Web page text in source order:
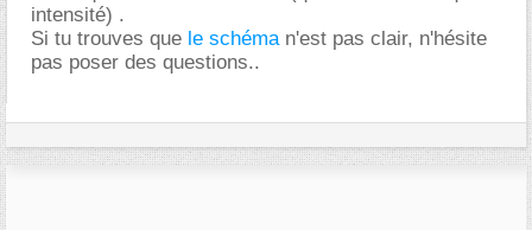
intensité) .
Si tu trouves que le schéma n'est pas clair, n'hésite
pas poser des questions..